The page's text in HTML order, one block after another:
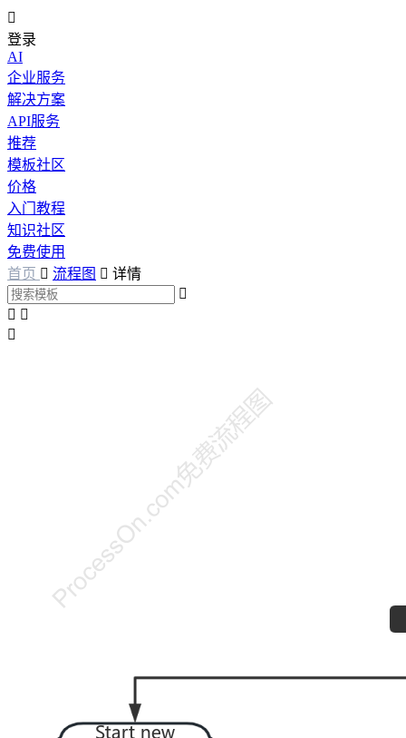

登录
AI
企业服务
解决方案
API服务
推荐
模板社区
价格
入门教程
知识社区
免费使用
首页  流程图  详情

 
